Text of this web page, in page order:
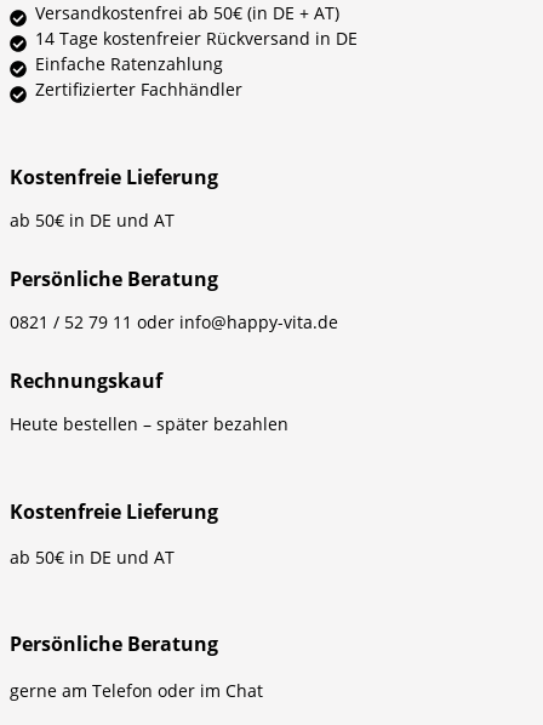
Versandkostenfrei ab 50€ (in DE + AT)
14 Tage kostenfreier Rückversand in DE
Einfache Ratenzahlung
Zertifizierter Fachhändler
Kostenfreie Lieferung
ab 50€ in DE und AT
Persönliche Beratung
0821 / 52 79 11 oder info@happy-vita.de
Rechnungskauf
Heute bestellen – später bezahlen
Kostenfreie Lieferung
ab 50€ in DE und AT
Persönliche Beratung
gerne am Telefon oder im Chat